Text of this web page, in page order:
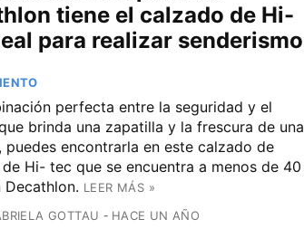
tiene el calzado de Hi-
para realizar senderismo
perfecta entre la seguridad y el
brinda una zapatilla y la frescura de una
puedes encontrarla en este calzado de
Hi- tec que se encuentra a menos de 40
Decathlon. LEER MÁS »
GOTTAU HACE UN AÑO